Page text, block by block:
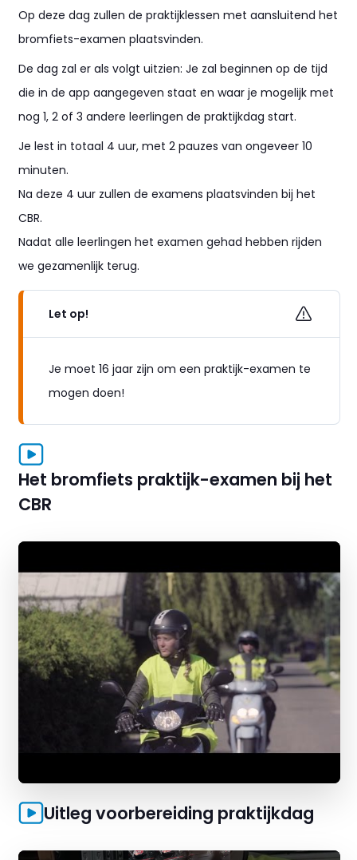
Op deze dag zullen de praktijklessen met aansluitend het
bromfiets-examen plaatsvinden.
De dag zal er als volgt uitzien: Je zal beginnen op de tijd
die in de app aangegeven staat en waar je mogelijk met
nog 1, 2 of 3 andere leerlingen de praktijkdag start.
Je lest in totaal 4 uur, met 2 pauzes van ongeveer 10
minuten.
Na deze 4 uur zullen de examens plaatsvinden bij het
CBR.
Nadat alle leerlingen het examen gehad hebben rijden
we gezamenlijk terug.
Let op!
Je moet 16 jaar zijn om een praktijk-examen te
mogen doen!
Het bromfiets praktijk-examen bij het
CBR
Uitleg voorbereiding praktijkdag